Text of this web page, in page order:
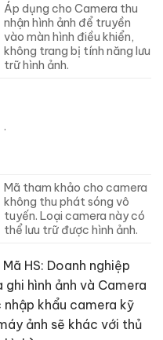
Áp dụng cho Camera thu
nhận hình ảnh để truyền
vào màn hình điều khiển,
không trang bị tính năng lưu
trữ hình ảnh.
.
Mã tham khảo cho camera
không thu phát sóng vô
tuyến. Loại camera này có
thể lưu trữ được hình ảnh.
HS: Doanh nghiệp
hình ảnh và Camera
khẩu camera kỹ
ảnh sẽ khác với thủ